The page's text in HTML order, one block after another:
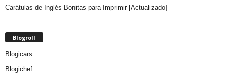
Carátulas de Inglés Bonitas para Imprimir [Actualizado]
Blogroll
Blogicars
Blogichef